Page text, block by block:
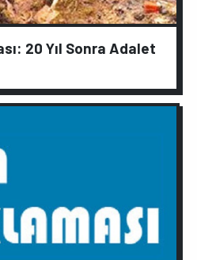
20 Yıl Sonra Adalet